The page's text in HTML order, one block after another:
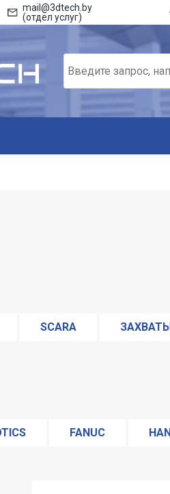
mail@3dtech.by
(отдел услуг)
SCARA
И УКЛАДКИ
FANUC